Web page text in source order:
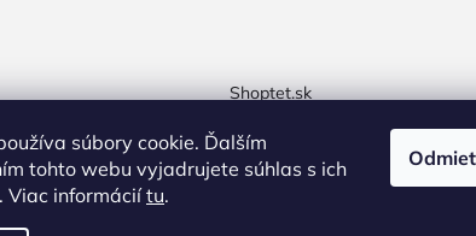
súbory cookie. Ďalším
tohto webu vyjadrujete súhlas s ich
Viac informáciítu.
Shoptet.sk